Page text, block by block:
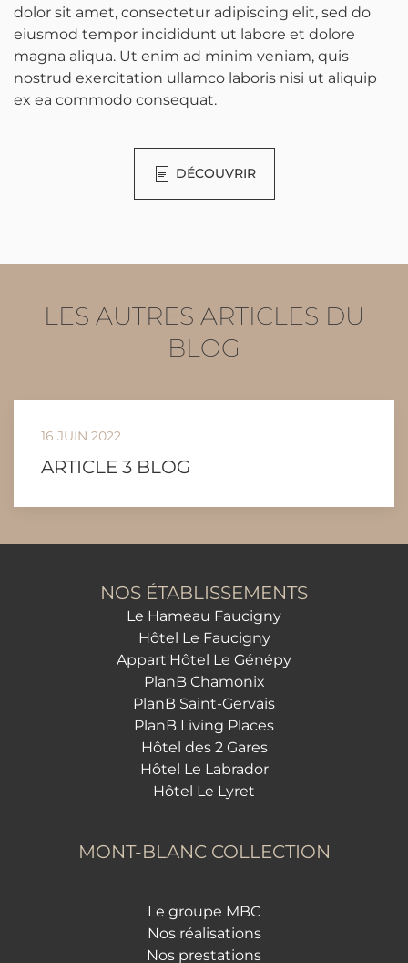
dolor sit amet, consectetur adipiscing elit, sed do
eiusmod tempor incididunt ut labore et dolore
magna aliqua. Ut enim ad minim veniam, quis
nostrud exercitation ullamco laboris nisi ut aliquip
ex ea commodo consequat.
DÉCOUVRIR
LES AUTRES ARTICLES DU
BLOG
16 JUIN 2022
ARTICLE 3 BLOG
NOS ÉTABLISSEMENTS
Le Hameau Faucigny
Hôtel Le Faucigny
Appart'Hôtel Le Génépy
PlanB Chamonix
PlanB Saint-Gervais
PlanB Living Places
Hôtel des 2 Gares
Hôtel Le Labrador
Hôtel Le Lyret
MONT-BLANC COLLECTION
Le groupe MBC
Nos réalisations
Nos prestations